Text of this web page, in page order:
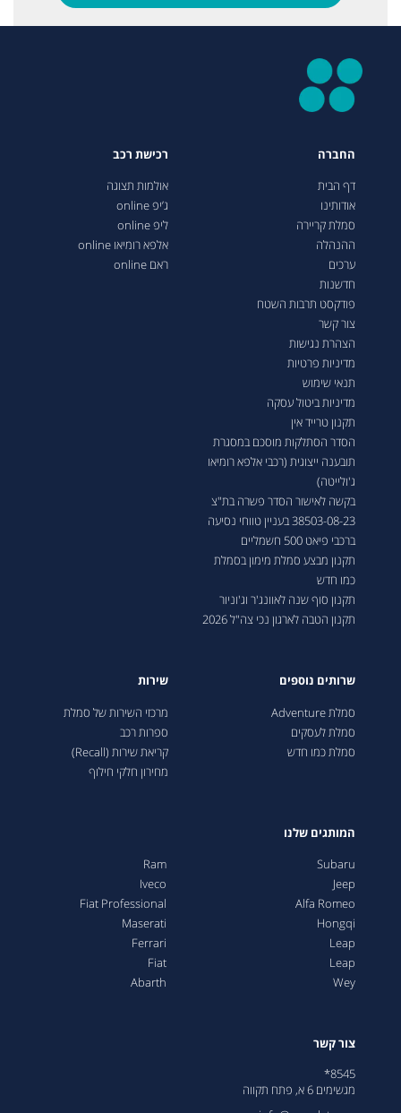
החברה
דף הבית
אודותינו
סמלת קריירה
ההנהלה
ערכים
חדשנות
פודקסט תרבות השטח
צור קשר
הצהרת נגישות
מדיניות פרטיות
תנאי שימוש
מדיניות ביטול עסקה
תקנון טרייד אין
הסדר הסתלקות מוסכם במסגרת
תובענה ייצוגית (רכבי אלפא רומיאו
ג'ולייטה)
בקשה לאישור הסדר פשרה בת"צ
38503-08-23 בעניין טווחי נסיעה
ברכבי פיאט 500 חשמליים
תקנון מבצע סמלת מימון בסמלת
כמו חדש
תקנון סוף שנה לאוונג'ר וג'וניור
תקנון הטבה לארגון נכי צה"ל 2026
רכישת רכב
אולמות תצוגה
ג’יפ online
ליפ online
אלפא רומיאו online
ראם online
שרותים נוספים
סמלת Adventure
סמלת לעסקים
סמלת כמו חדש
שירות
מרכזי השירות של סמלת
ספרות רכב
קריאת שירות (Recall)
מחירון חלקי חילוף
המותגים שלנו
Subaru
Jeep
Alfa Romeo
Hongqi
Leap
Leap
Wey
Ram
Iveco
Fiat Professional
Maserati
Ferrari
Fiat
Abarth
צור קשר
8545*
מגשימים 6 א, פתח תקווה